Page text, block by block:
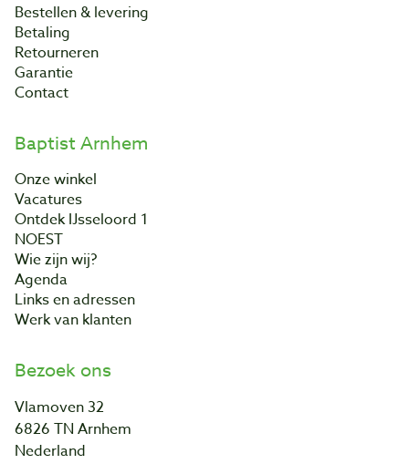
Bestellen & levering
Betaling
Retourneren
Garantie
Contact
Baptist Arnhem
Onze winkel
Vacatures
Ontdek IJsseloord 1
NOEST
Wie zijn wij?
Agenda
Links en adressen
Werk van klanten
Bezoek ons
Vlamoven 32
6826 TN Arnhem
Nederland